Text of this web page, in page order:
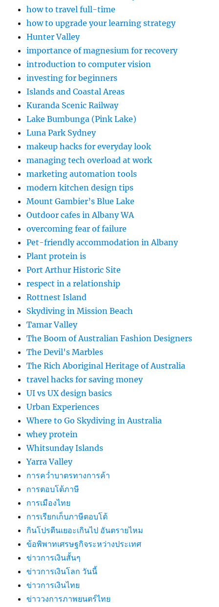
how to travel full-time
how to upgrade your learning strategy
Hunter Valley
importance of magnesium for recovery
introduction to computer vision
investing for beginners
Islands and Coastal Areas
Kuranda Scenic Railway
Lake Bumbunga (Pink Lake)
Luna Park Sydney
makeup hacks for everyday look
managing tech overload at work
marketing automation tools
modern kitchen design tips
Mount Gambier’s Blue Lake
Outdoor cafes in Albany WA
overcoming fear of failure
Pet-friendly accommodation in Albany
Plant protein is
Port Arthur Historic Site
respect in a relationship
Rottnest Island
Skydiving in Mission Beach
Tamar Valley
The Boom of Australian Fashion Designers
The Devil's Marbles
The Rich Aboriginal Heritage of Australia
travel hacks for saving money
UI vs UX design basics
Urban Experiences
Where to Go Skydiving in Australia
whey protein
Whitsunday Islands
Yarra Valley
การคว่ำบาตรทางการค้า
การตอบโต้ภาษี
การเมืองไทย
การเรียกเก็บภาษีตอบโต้
กินโปรตีนเยอะเกินไป อันตรายไหม
ข้อพิพาทเศรษฐกิจระหว่างประเทศ
ข่าวการเงินสั้นๆ
ข่าวการเงินโลก วันนี้
ข่าวการเงินไทย
ข่าววงการภาพยนตร์ไทย